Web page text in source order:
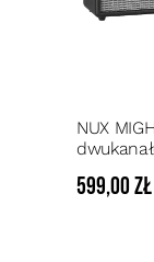
NUX
599,00 zł